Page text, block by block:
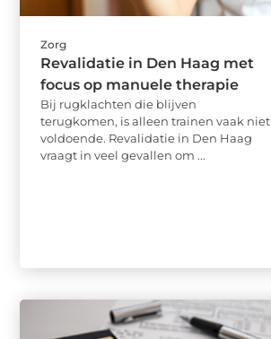
Zorg
Revalidatie in Den Haag met
focus op manuele therapie
Bij rugklachten die blijven
terugkomen, is alleen trainen vaak niet
voldoende. Revalidatie in Den Haag
vraagt in veel gevallen om ...